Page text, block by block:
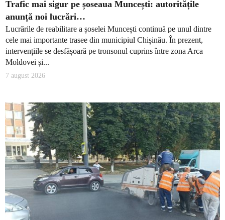
Trafic mai sigur pe șoseaua Muncești: autoritățile
anunță noi lucrări…
Lucrările de reabilitare a șoselei Muncești continuă pe unul dintre
cele mai importante trasee din municipiul Chișinău. În prezent,
intervențiile se desfășoară pe tronsonul cuprins între zona Arca
Moldovei și...
7 august 2026